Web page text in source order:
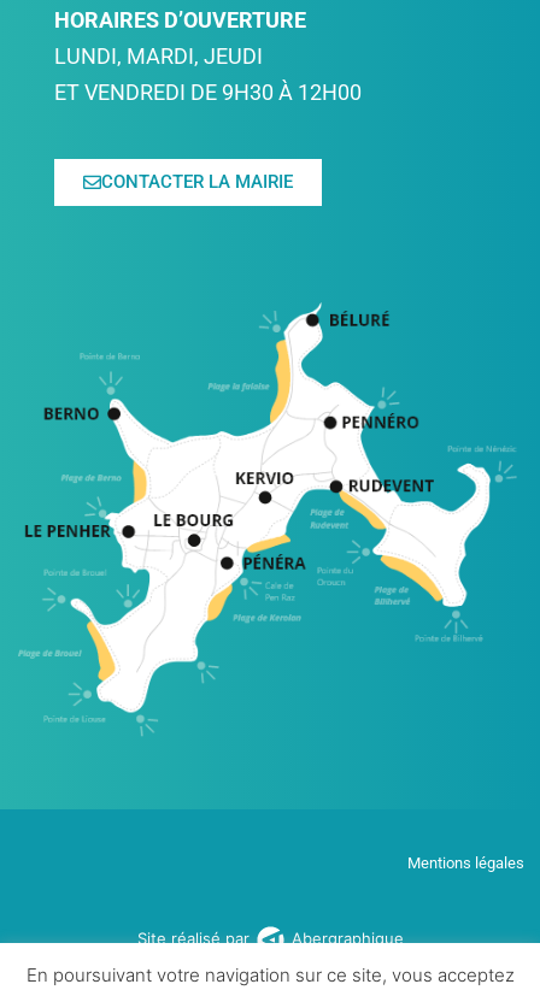
HORAIRES D’OUVERTURE
LUNDI, MARDI, JEUDI
ET VENDREDI DE 9H30 À 12H00
CONTACTER LA MAIRIE
Mentions légales
Site réalisé par Abergraphique
En poursuivant votre navigation sur ce site, vous acceptez